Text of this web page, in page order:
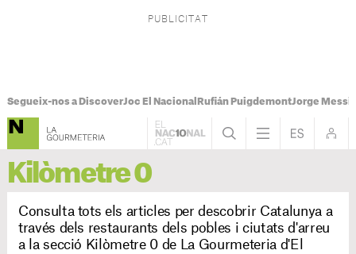
Segueix-nos a DiscoverJoc El Nacional Rufián PuigdemontJorge Messi
Kilòmetre 0
Consulta tots els articles per descobrir Catalunya a
través dels restaurants dels pobles i ciutats d'arreu
a la secció Kilòmetre 0 de La Gourmeteria d'El